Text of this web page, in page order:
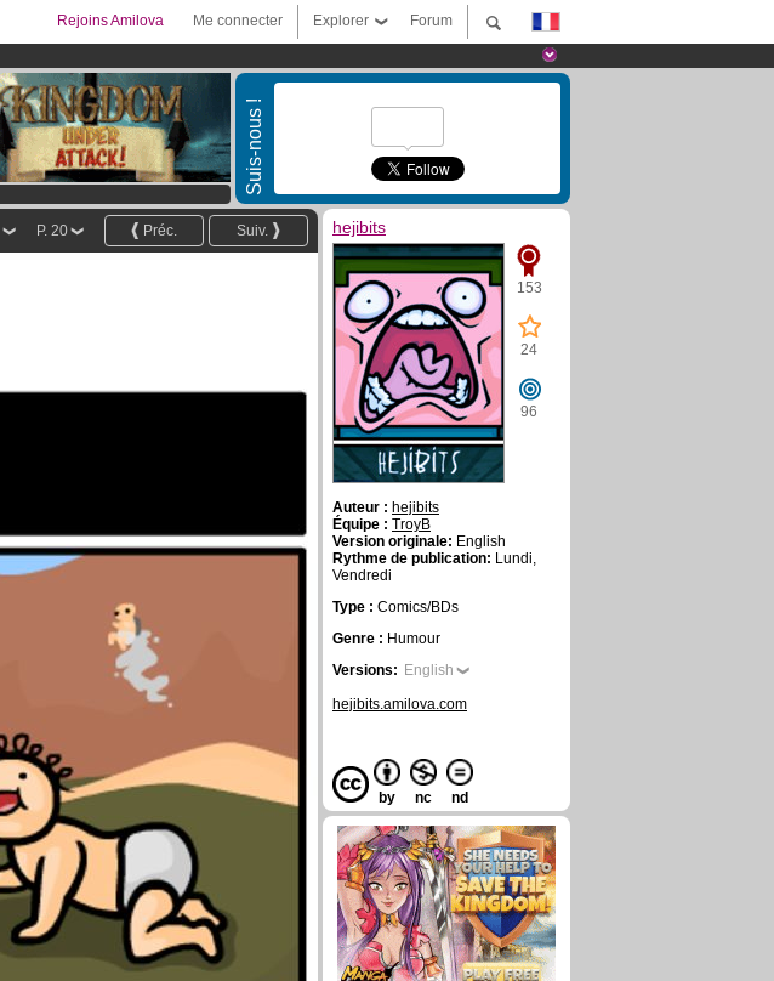
Forum
Explorer
Me connecter
Rejoins Amilova
Suis-nous !
Suiv.
Préc.
P. 20 hejibits
153
24
96
Auteur : hejibits
Équipe : TroyB
Version originale: English
Rythme de publication: Lundi,
Vendredi
Type : Comics/BDs
Genre : Humour
Versions: English
hejibits.amilova.com
by nc nd